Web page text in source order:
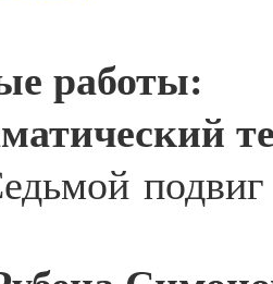
работы: